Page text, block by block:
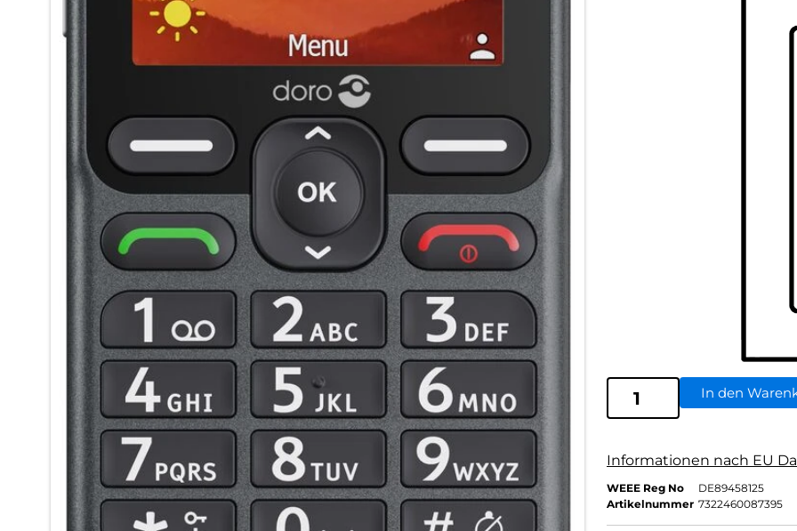
In den
Informationen nach EU
WEEE Reg No
DE89458125
Artikelnummer 7322460087395